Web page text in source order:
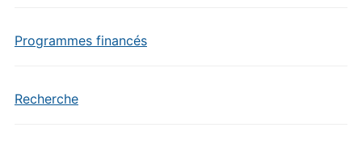
Programmes financés
Recherche